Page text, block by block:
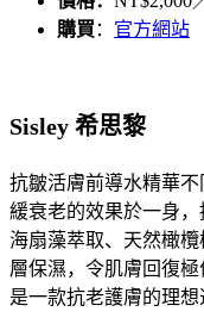
購買 ： 官方網站
Sisley 希思黎
抗皺活膚前導水精華
緩衰老的效果於一身，
海扇藻萃取、天然橄
層保濕，令肌膚回復極
是一款抗老護膚的理想